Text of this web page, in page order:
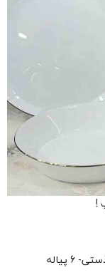
!
شامل : 6عدد پلوخوری-6 خورش خوری- 6 پیش دستی- 6 پیاله